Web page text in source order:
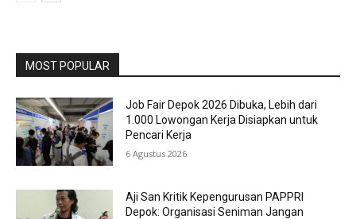
MOST POPULAR
Job Fair Depok 2026 Dibuka, Lebih dari
1.000 Lowongan Kerja Disiapkan untuk
Pencari Kerja
6 Agustus 2026
Aji San Kritik Kepengurusan PAPPRI
Depok: Organisasi Seniman Jangan